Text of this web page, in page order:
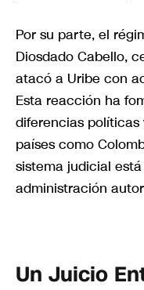
Por su parte, el
Diosdado Cabello,
atacó a Uribe con
Esta reacción ha
diferencias
países como
sistema judicial
administración
Un Juicio